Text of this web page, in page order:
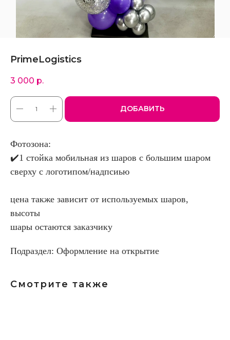
PrimeLogistics
3 000 р.
ДОБАВИТЬ
Фотозона:
✔️1 стойка мобильная из шаров с большим шаром
сверху с логотипом/надпсиью
цена также зависит от используемых шаров,
высоты
шары остаются заказчику
Подраздел: Оформление на открытие
Смотрите также